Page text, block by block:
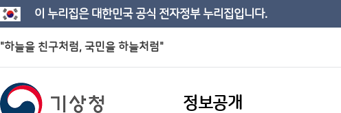
이 누리집은 대한민국 공식 전자정부 누리집입니다.
"하늘을 친구처럼, 국민을 하늘처럼"
정보공개